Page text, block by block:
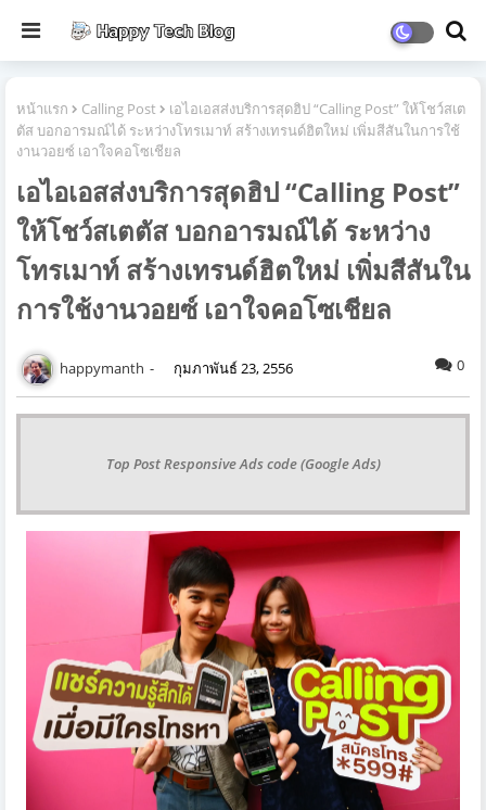
หน้าแรก Calling Post
เอไอเอสส่งบริการสุดฮิป “Calling Post” ให้โชว์สเต
ตัส บอกอารมณ์ได้ ระหว่างโทรเมาท์ สร้างเทรนด์ฮิตใหม่ เพิ่มสีสันในการใช้
งานวอยซ์ เอาใจคอโซเชียล
เอไอเอสส่งบริการสุดฮิป “Calling Post”
ให้โชว์สเตตัส บอกอารมณ์ได้ ระหว่าง
โทรเมาท์ สร้างเทรนด์ฮิตใหม่ เพิ่มสีสันใน
การใช้งานวอยซ์ เอาใจคอโซเชียล
happymanth กุมภาพันธ์ 23, 2556 0
Top Post Responsive Ads code (Google Ads)